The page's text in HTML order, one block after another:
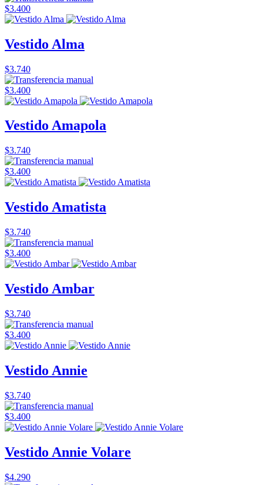
$3.400
Vestido Alma
$3.740
$3.400
Vestido Amapola
$3.740
$3.400
Vestido Amatista
$3.740
$3.400
Vestido Ambar
$3.740
$3.400
Vestido Annie
$3.740
$3.400
Vestido Annie Volare
$4.290